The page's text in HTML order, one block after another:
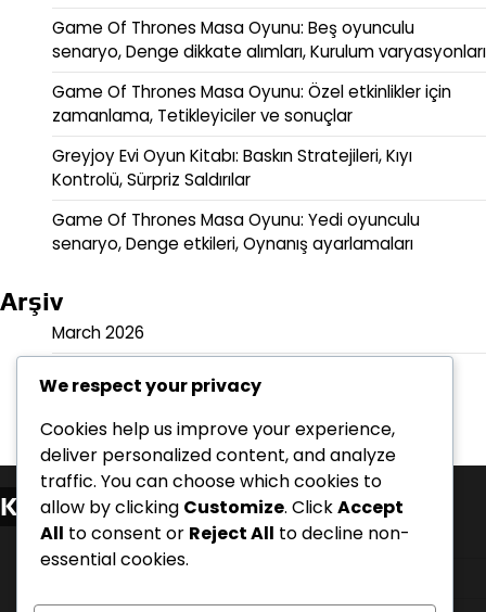
Game Of Thrones Masa Oyunu: Beş oyunculu
senaryo, Denge dikkate alımları, Kurulum varyasyonları
Game Of Thrones Masa Oyunu: Özel etkinlikler için
zamanlama, Tetikleyiciler ve sonuçlar
Greyjoy Evi Oyun Kitabı: Baskın Stratejileri, Kıyı
Kontrolü, Sürpriz Saldırılar
Game Of Thrones Masa Oyunu: Yedi oyunculu
senaryo, Denge etkileri, Oynanış ayarlamaları
Arşiv
March 2026
Kategoriler
Ev Ev Açılış Oyun Kitapları
We respect your privacy
Cookies help us improve your experience,
deliver personalized content, and analyze
traffic. You can choose which cookies to
allow by clicking Customize. ClickAccept
All to consent or Reject All to decline non-
essential cookies.